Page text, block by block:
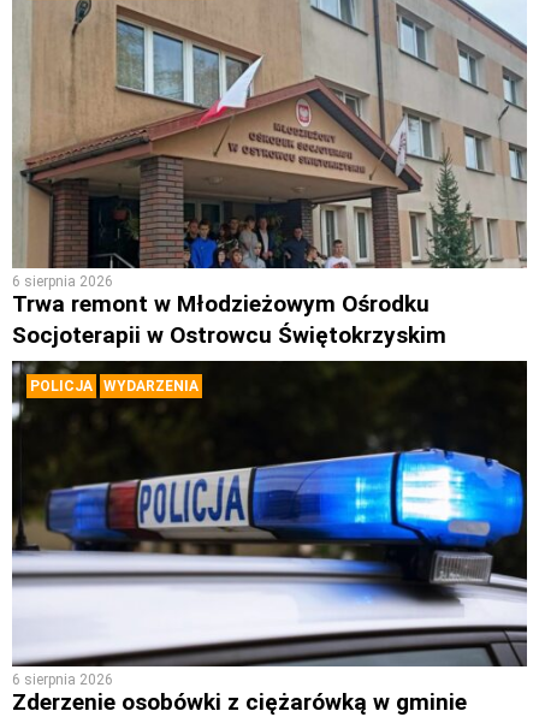
6 sierpnia 2026
Trwa remont w Młodzieżowym Ośrodku
Socjoterapii w Ostrowcu Świętokrzyskim
POLICJA WYDARZENIA
6 sierpnia 2026
Zderzenie osobówki z ciężarówką w gminie